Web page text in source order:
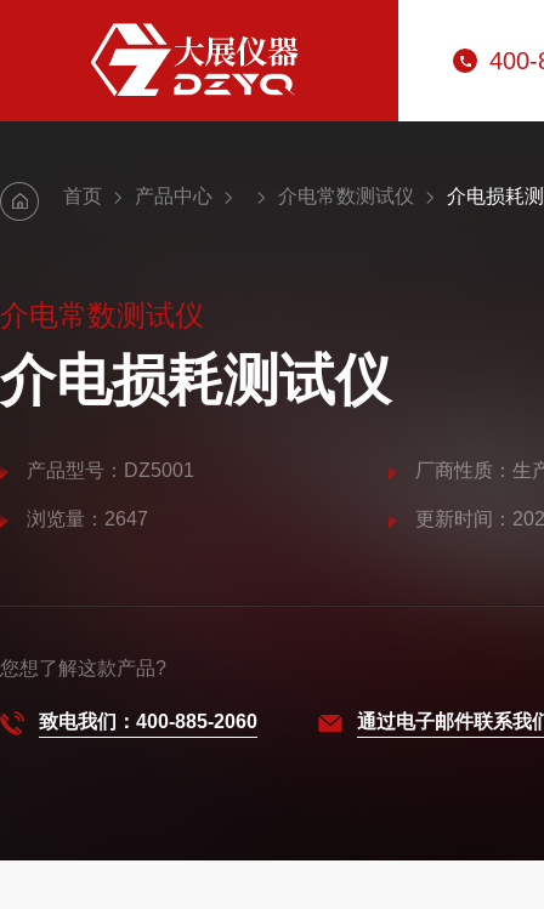
400-
首页 产品中心 介电常数测试仪 介电损耗
介电常数测试仪
介电损耗测试仪
产品型号：DZ5001 厂商性质：生
浏览量：2647 更新时间：
您想了解这款产品?
致电我们：400-885-2060 通过电子邮件联系我